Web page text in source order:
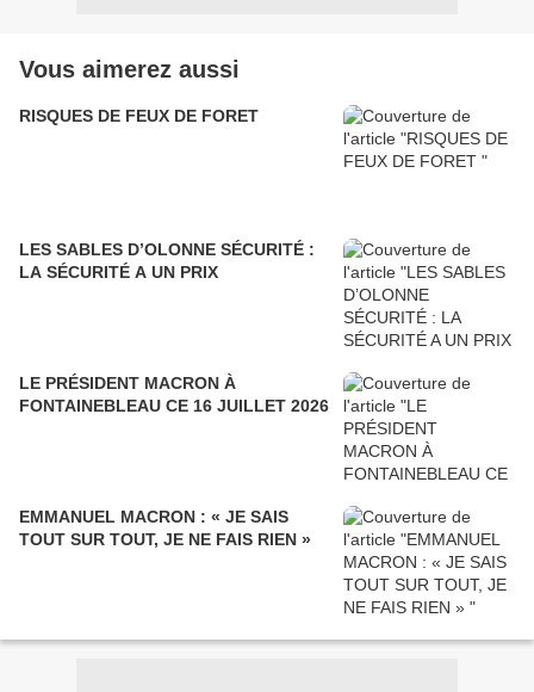
Vous aimerez aussi
RISQUES DE FEUX DE FORET
LES SABLES D’OLONNE SÉCURITÉ :
LA SÉCURITÉ A UN PRIX
LE PRÉSIDENT MACRON À
FONTAINEBLEAU CE 16 JUILLET 2026
EMMANUEL MACRON : « JE SAIS
TOUT SUR TOUT, JE NE FAIS RIEN »